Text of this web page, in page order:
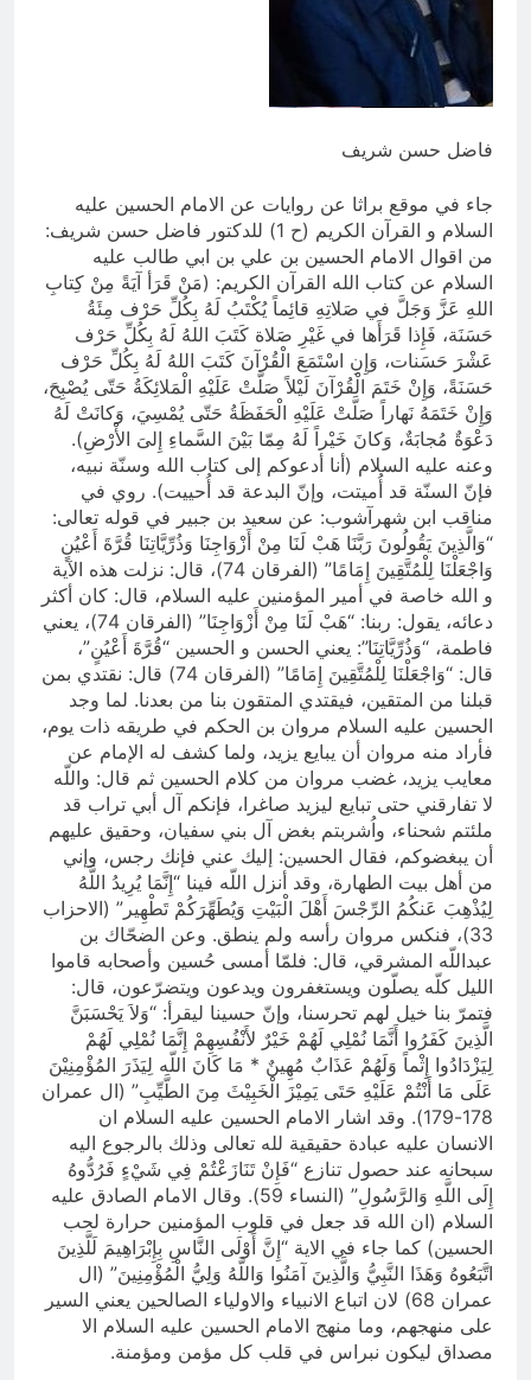
الجولاني) و(قصف السعودية) و(استهداف
ماذا لو..تحليل حالة البنية الأسلامية
فاضل حسن شريف
جاء في موقع براثا عن روايات عن الامام الحسين عليه
السلام و القرآن الكريم (ح 1) للدكتور فاضل حسن شريف:
من اقوال الامام الحسين بن علي بن ابي طالب عليه
السلام عن كتاب الله القرآن الكريم: (مَنْ قَرَأ آيَةً مِنْ كِتابِ
اللهِ عَزَّ وَجَلَّ في صَلاتِهِ قائِماً يُكْتَبُ لَهُ بِكُلِّ حَرْف مِئَةُ
حَسَنَة، فَإِذا قَرَأَها في غَيْرِ صَلاة كَتَبَ اللهُ لَهُ بِكُلِّ حَرْف
عَشْرَ حَسَنات، وَإِنِ اسْتَمَعَ الْقُرْآنَ كَتَبَ اللهُ لَهُ بِكُلِّ حَرْف
حَسَنَةً، وَإِنْ خَتَمَ الْقُرْآنَ لَيْلاً صَلَّتْ عَلَيْهِ الْمَلائِكَةُ حَتّى يُصْبِحَ،
وَإِنْ خَتَمَهُ نَهاراً صَلَّتْ عَلَيْهِ الْحَفَظَةُ حَتّى يُمْسِيَ، وَكانَتْ لَهُ
دَعْوَةٌ مُجابَةٌ، وَكانَ خَيْراً لَهُ مِمّا بَيْنَ السَّماءِ إِلىَ الأْرْضِ).
وعنه عليه السلام (أنا أدعوكم إلى كتاب الله وسنّة نبيه،
فإنّ السنّة قد أُميتت، وإنّ البدعة قد أُحييت). روي في
مناقب ابن شهرآشوب: عن سعيد بن جبير في قوله تعالى:
“وَالَّذِينَ يَقُولُونَ رَبَّنَا هَبْ لَنَا مِنْ أَزْوَاجِنَا وَذُرِّيَّاتِنَا قُرَّةَ أَعْيُنٍ
وَاجْعَلْنَا لِلْمُتَّقِينَ إِمَامًا” (الفرقان 74)، قال: نزلت هذه الآية
و الله خاصة في أمير المؤمنين عليه السلام، قال: كان أكثر
دعائه، يقول: ربنا: “هَبْ لَنَا مِنْ أَزْوَاجِنَا” (الفرقان 74)، يعني
فاطمة، “وَذُرِّيَّاتِنَا”: يعني الحسن و الحسين “قُرَّةَ أَعْيُنٍ”،
قال: “وَاجْعَلْنَا لِلْمُتَّقِينَ إِمَامًا” (الفرقان 74) قال: نقتدي بمن
قبلنا من المتقين، فيقتدي المتقون بنا من بعدنا. لما وجد
الحسين عليه السلام مروان بن الحكم في طريقه ذات يوم،
فأراد منه مروان أن يبايع يزيد، ولما كشف له الإمام عن
معايب يزيد، غضب مروان من كلام الحسين ثم قال: واللّه
لا تفارقني حتى تبايع ليزيد صاغرا، فإنكم آل أبي تراب قد
ملئتم شحناء، واُشربتم بغض آل بني سفيان، وحقيق عليهم
أن يبغضوكم، فقال الحسين: إليك عني فإنك رجس، وإني
من أهل بيت الطهارة، وقد أنزل اللّه فينا “إِنَّمَا يُرِيدُ اللَّهُ
لِيُذْهِبَ عَنكُمُ الرِّجْسَ أَهْلَ الْبَيْتِ وَيُطَهِّرَكُمْ تَطْهِير” (الاحزاب
33)، فنكس مروان رأسه ولم ينطق. وعن الضحّاك بن
عبداللّه المشرقي، قال: فلمّا أمسى حُسين وأصحابه قاموا
الليل كلّه يصلّون ويستغفرون ويدعون ويتضرّعون، قال:
فتمرّ بنا خيل لهم تحرسنا، وإنّ حسينا ليقرأ: “وَلاَ يَحْسَبَنَّ
الَّذِينَ كَفَرُوا أَنَّمَا نُمْلِي لَهُمْ خَيْرٌ لأَنْفُسِهِمْ إِنَّمَا نُمْلِي لَهُمْ
لِيَزْدَادُوا إِثْماً وَلَهُمْ عَذَابٌ مُهِينٌ * مَا كَانَ اللّه لِيَذَرَ المُؤْمِنِيْنَ
عَلَى مَا أَنْتُمْ عَلَيْهِ حَتَى يَمِيْزَ الْخَبِيْثَ مِنَ الطَّيِّبِ” (ال عمران
178-179). وقد اشار الامام الحسين عليه السلام ان
الانسان عليه عبادة حقيقية لله تعالى وذلك بالرجوع اليه
سبحانه عند حصول تنازع “فَإِنْ تَنَازَعْتُمْ فِي شَيْءٍ فَرُدُّوهُ
إِلَى اللَّهِ وَالرَّسُولِ” (النساء 59). وقال الامام الصادق عليه
السلام (ان الله قد جعل في قلوب المؤمنين حرارة لحب
الحسين) كما جاء في الاية “إِنَّ أَوْلَى النَّاسِ بِإِبْرَاهِيمَ لَلَّذِينَ
اتَّبَعُوهُ وَهَذَا النَّبِيُّ وَالَّذِينَ آمَنُوا وَاللَّهُ وَلِيُّ الْمُؤْمِنِينَ” (ال
عمران 68) لان اتباع الانبياء والاولياء الصالحين يعني السير
على منهجهم، وما منهج الامام الحسين عليه السلام الا
مصداق ليكون نبراس في قلب كل مؤمن ومؤمنة.